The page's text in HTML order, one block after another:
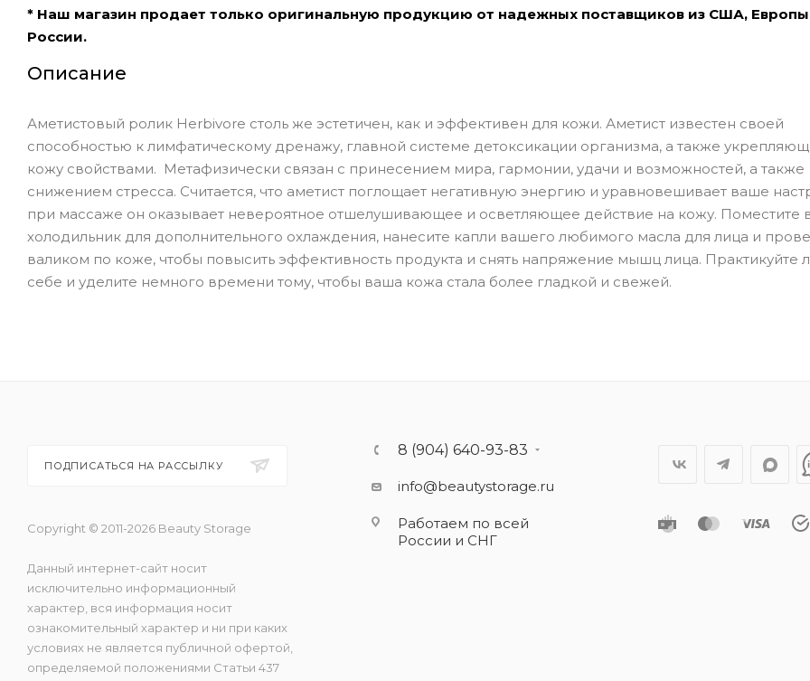
* Наш магазин продает только оригинальную продукцию от надежных поставщиков из США,
России.
Описание
Аметистовый ролик Herbivore столь же эстетичен, как и эффективен для кожи. Аметист известен своей
способностью к лимфатическому дренажу, главной системе детоксикации организма, а также
кожу свойствами. Метафизически связан с принесением мира, гармонии, удачи и возможностей, а также
снижением стресса. Считается, что аметист поглощает негативную энергию и уравновешивает ваше
при массаже он оказывает невероятное отшелушивающее и осветляющее действие на кожу. Поместите
холодильник для дополнительного охлаждения, нанесите капли вашего любимого масла для лица и
валиком по коже, чтобы повысить эффективность продукта и снять напряжение мышц лица. Практикуйте
себе и уделите немного времени тому, чтобы ваша кожа стала более гладкой и свежей.
ПОДПИСАТЬСЯ НА РАССЫЛКУ
Copyright © 2011-2026 Beauty Storage
Данный интернет-сайт носит
исключительно информационный
характер, вся информация носит
ознакомительный характер и ни при каких
условиях не является публичной офертой,
определяемой положениями Статьи 437
8 (904) 640-93-83
info@beautystorage.ru
Работаем по всей
России и СНГ